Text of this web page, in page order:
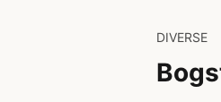
DIVERSE